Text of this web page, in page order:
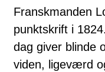
Franskmanden
punktskrift i
dag giver blinde
viden, ligeværd